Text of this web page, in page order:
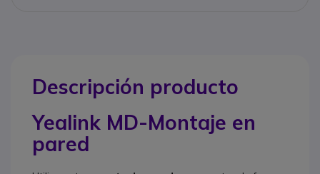
Descripción producto
Yealink MD-Montaje en
pared